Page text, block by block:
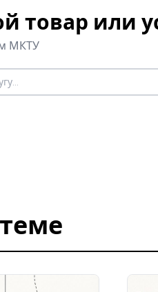
товар или
МКТУ